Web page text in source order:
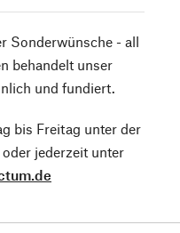
Sonderwünsche - all
behandelt unser
und fundiert.
bis Freitag unter der
jederzeit unter